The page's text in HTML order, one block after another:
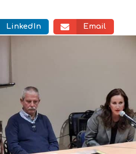
LinkedIn Email